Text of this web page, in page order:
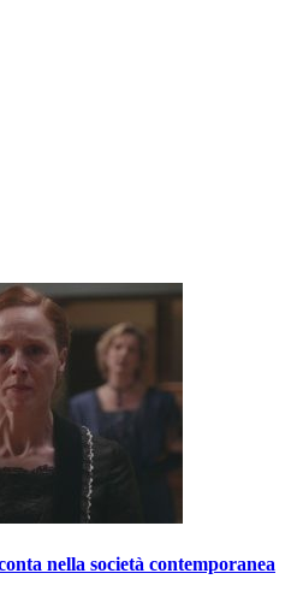
nella società contemporanea